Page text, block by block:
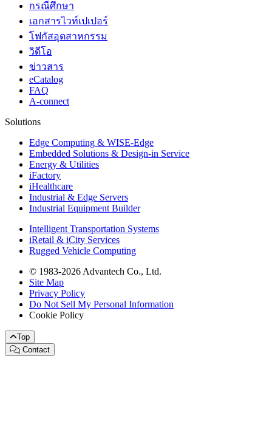
กรณีศึกษา
เอกสารไวท์เปเปอร์
โฟกัสอุตสาหกรรม
วิดีโอ
ข่าวสาร
eCatalog
FAQ
A-connect
Solutions
Edge Computing & WISE-Edge
Embedded Solutions & Design-in Service
Energy & Utilities
iFactory
iHealthcare
Industrial & Edge Servers
Industrial Equipment Builder
Intelligent Transportation Systems
iRetail & iCity Services
Rugged Vehicle Computing
© 1983-2026 Advantech Co., Ltd.
Site Map
Privacy Policy
Do Not Sell My Personal Information
Cookie Policy
Top
Contact